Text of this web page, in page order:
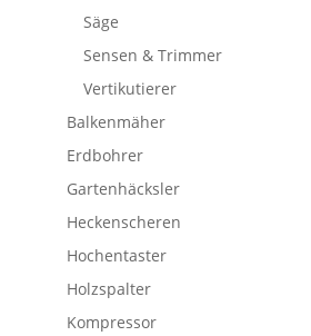
Säge
Sensen & Trimmer
Vertikutierer
Balkenmäher
Erdbohrer
Gartenhäcksler
Heckenscheren
Hochentaster
Holzspalter
Kompressor